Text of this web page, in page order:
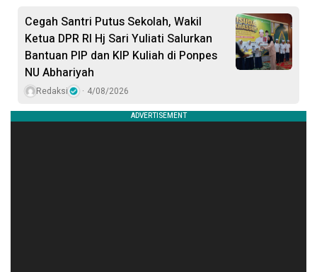
Cegah Santri Putus Sekolah, Wakil
Ketua DPR RI Hj Sari Yuliati Salurkan
Bantuan PIP dan KIP Kuliah di Ponpes
NU Abhariyah
Redaksi 4/08/2026